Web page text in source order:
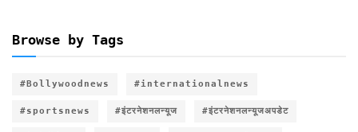
Browse by Tags
#Bollywoodnews #internationalnews
#sportsnews #इंटरनेशनलन्यूज #इंटरनेशनलन्यूजअपडेट